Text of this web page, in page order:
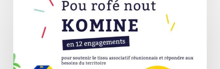
plaidoyer
municipales